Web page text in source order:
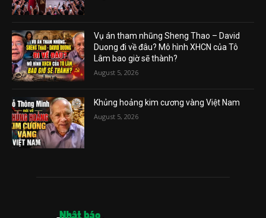
Vụ án tham nhũng Sheng Thao – David
Duong đi về đâu? Mô hình XHCN của Tô
Lâm bao giờ sẽ thành?
August 5, 2026
Khủng hoảng kim cương vàng Việt Nam
August 5, 2026